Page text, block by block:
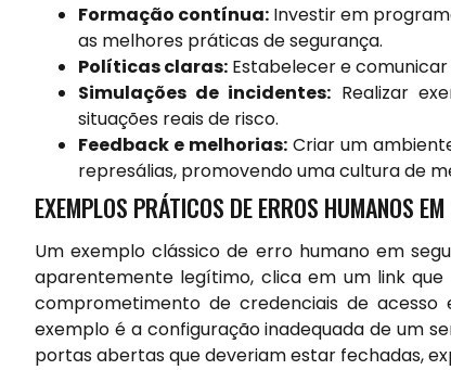
Formação contínua: Investir em
as melhores práticas de segurança.
Políticas claras: Estabelecer e
Simulações de incidentes: Realizar
situações reais de risco.
Feedback e melhorias:Criar um
represálias, promovendo uma cultura de
EXEMPLOS PRÁTICOS DE ERROS HUMANOS
Um exemplo clássico de erro humano em
aparentemente legítimo, clica em um link
comprometimento de credenciais de acesso
exemplo é a configuração inadequada de um
portas abertas que deveriam estar fechadas,